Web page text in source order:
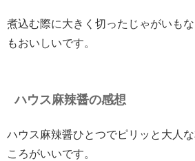
煮込む際に大きく切ったじゃがいも
もおいしいです。
ハウス麻辣醤の感想
ハウス麻辣醤ひとつでピリッと大人
ころがいいです。